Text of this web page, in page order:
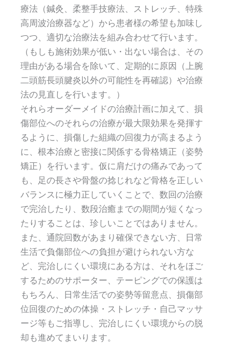
療法（鍼灸、柔整手技療法、ストレッチ、特殊
高周波治療器など）から患者様の希望も加味し
つつ、適切な治療法を組み合わせて行います。
（もしも施術効果が低い・出ない場合は、その
理由がある場合を除いて、定期的に原因（上腕
二頭筋長頭腱炎以外の可能性を再確認）や治療
法の見直しを行います。）
それらオーダーメイドの治療計画に加えて、損
傷部位へのそれらの治療が最大限効果を発揮す
るように、損傷した組織の回復力が高まるよう
に、根本治療と密接に関係する骨格矯正（姿勢
矯正）を行います。仮に肩だけの痛みであって
も、足の長さや骨盤の捻じれなど骨格を正しい
バランスに極力正していくことで、数回の治療
で完治したり、数段治癒までの期間が短くなっ
たりすることは、珍しいことではありません。
また、通院回数があまり確保できない方、日常
生活で負傷部位への負担が避けられない方な
ど、完治しにくい環境にある方は、それをほご
するためのサポーター、テーピングでの保護は
もちろん、日常生活での姿勢等留意点、損傷部
位回復のための体操・ストレッチ・自己マッサ
ージ等もご指導し、完治しにくい環境からの脱
却も進めてまいります。